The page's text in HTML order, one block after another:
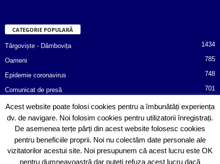
CATEGORIE POPULARĂ
Târgoviște - Dâmbovița 1434
Oameni 785
Epidemie coronavirus 748
Comunicat de presă 701
Afaceri 487
Poliția informează! 366
Consiliul Județean Dâmbovița
Acest website poate folosi cookies pentru a îmbunătăți experiența
dv. de navigare. Noi folosim cookies pentru utilizatorii înregistrați.
De asemenea terțe părți din acest website folosesc cookies
pentru beneficiile proprii. Noi nu colectăm date personale ale
vizitatorilor acestui site. Noi presupunem că acest lucru este OK
pentru dumneavoastră dar puteți refuza acest lucru dacă